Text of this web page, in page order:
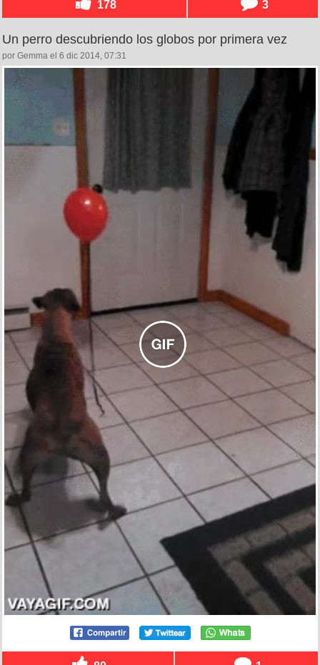
178 3
Un perro descubriendo los globos por primera vez
por Gemma el 6 dic 2014, 07:31